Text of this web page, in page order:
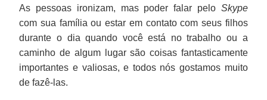
As pessoas ironizam, mas poder falar pelo Skype
com sua família ou estar em contato com seus filhos
durante o dia quando você está no trabalho ou a
caminho de algum lugar são coisas fantasticamente
importantes e valiosas, e todos nós gostamos muito
de fazê-las.